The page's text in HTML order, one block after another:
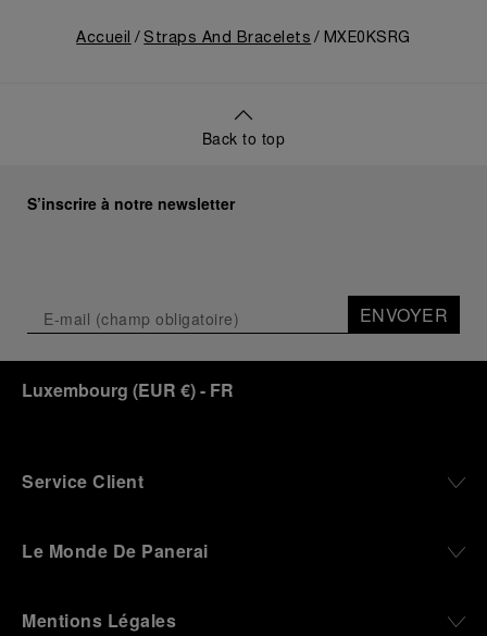
Accueil Straps And Bracelets MXE0KSRG
Back to top
S’inscrire à notre newsletter
ENVOYER
Luxembourg (EUR €)- FR
Service Client
Le Monde De Panerai
Mentions Légales